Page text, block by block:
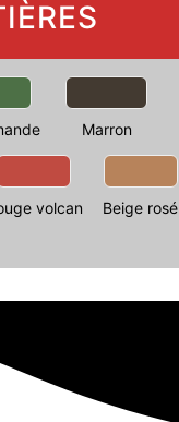
Marron
volcan Beige rosé